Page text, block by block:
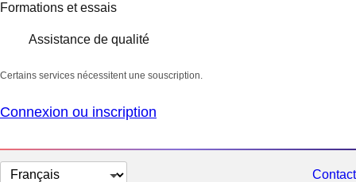
Formations et essais
Assistance de qualité
Certains services nécessitent une souscription.
Connexion ou inscription
Changer
Contact